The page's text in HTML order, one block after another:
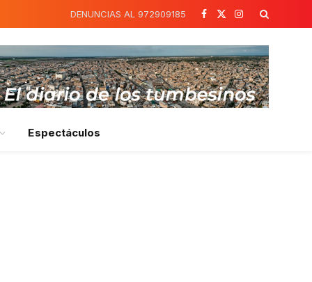
DENUNCIAS AL 972909185
Facebook
X
Instagram
Espectáculos